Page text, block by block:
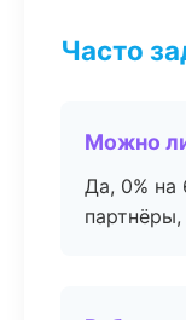
Часто
Можно
Да, 0% на
партнёры,